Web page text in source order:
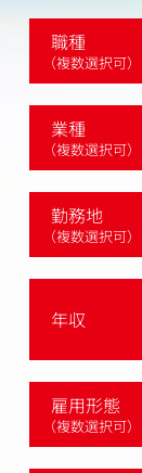
職種
（複数選択可）
業種
（複数選択可）
勤務地
（複数選択可）
年収
雇用形態
（複数選択可）